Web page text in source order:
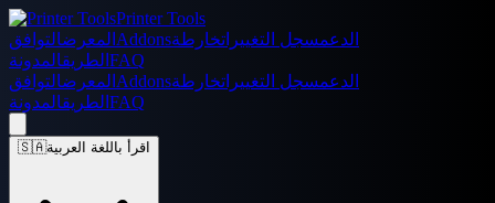
Printer Tools
المعرضالتوافق Addons الدعمسجل التغييراتخارطة
الطريقالمدونة
FAQ
المعرضالتوافق Addons الدعمسجل التغييراتخارطة
الطريقالمدونة FAQ
🇸🇦اقرأ باللغة العربية